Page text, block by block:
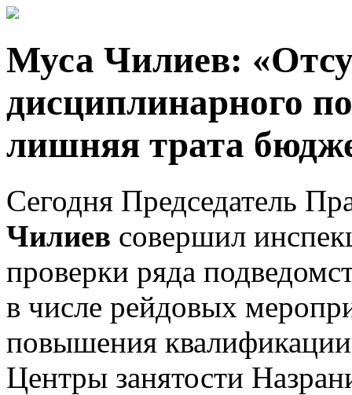
Муса Чилиев:
дисциплинарного
лишняя трата
Сегодня Председатель
Чилиев совершил
проверки ряда
в числе рейдовых
повышения
Центры занятости